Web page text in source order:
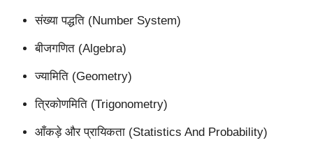
संख्या पद्धति (Number System)
बीजगणित (Algebra)
ज्यामिति (Geometry)
त्रिकोणमिति (Trigonometry)
आँकड़े और प्रायिकता (Statistics And Probability)